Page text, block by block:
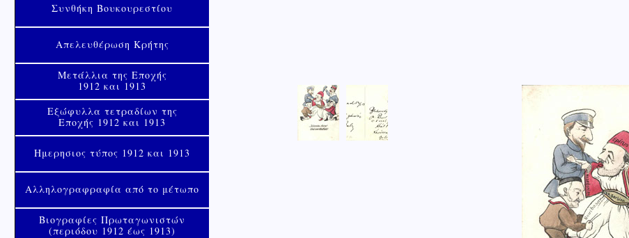
Συνθήκη Βουκουρεστίου
Απελευθέρωση Κρήτης
Μετάλλια της Εποχής
1912 και 1913
Εξώφυλλα τετραδίων της
Εποχής 1912 και 1913
Ημερησιος τύπος 1912 και 1913
Αλληλογραφραφία από το μέτωπο
Βιογραφίες Πρωταγωνιστών
(περιόδου 1912 έως 1913)